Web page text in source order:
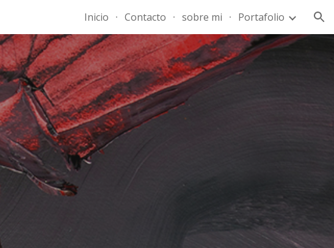
Inicio Contacto sobre mi Portafolio